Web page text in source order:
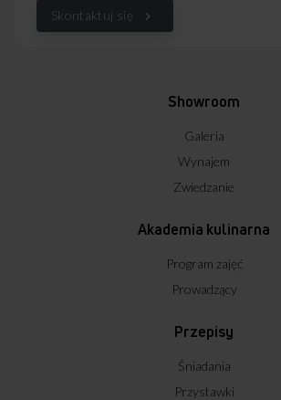
Skontaktuj się
Showroom
Galeria
Wynajem
Zwiedzanie
Akademia kulinarna
Program zajęć
Prowadzący
Przepisy
Śniadania
Przystawki